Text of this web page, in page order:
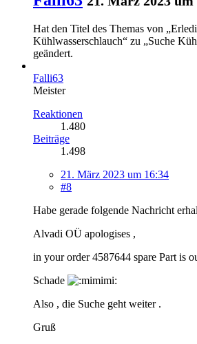
Hat den Titel des Themas von
Kühlwasserschlauch“ zu „Suche
geändert.
Falli63
Meister
Reaktionen
1.480
Beiträge
1.498
21. März 2023 um 16:34
#8
Habe gerade folgende Nachricht
Alvadi OÜ apologises ,
in your order 4587644 spare Part is
Schade
Also , die Suche geht weiter .
Gruß